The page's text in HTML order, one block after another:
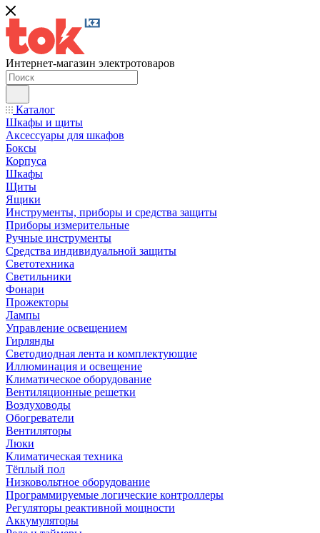
Интернет-магазин электротоваров
Каталог
Шкафы и щиты
Аксессуары для шкафов
Боксы
Корпуса
Шкафы
Щиты
Ящики
Инструменты, приборы и средства защиты
Приборы измерительные
Ручные инструменты
Средства индивидуальной защиты
Светотехника
Светильники
Фонари
Прожекторы
Лампы
Управление освещением
Гирлянды
Светодиодная лента и комплектующие
Иллюминация и освещение
Климатическое оборудование
Вентиляционные решетки
Воздуховоды
Обогреватели
Вентиляторы
Люки
Климатическая техника
Тёплый пол
Низковольтное оборудование
Программируемые логические контроллеры
Регуляторы реактивной мощности
Аккумуляторы